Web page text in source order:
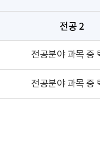
전공 2
전공분야 과목 중
전공분야 과목 중